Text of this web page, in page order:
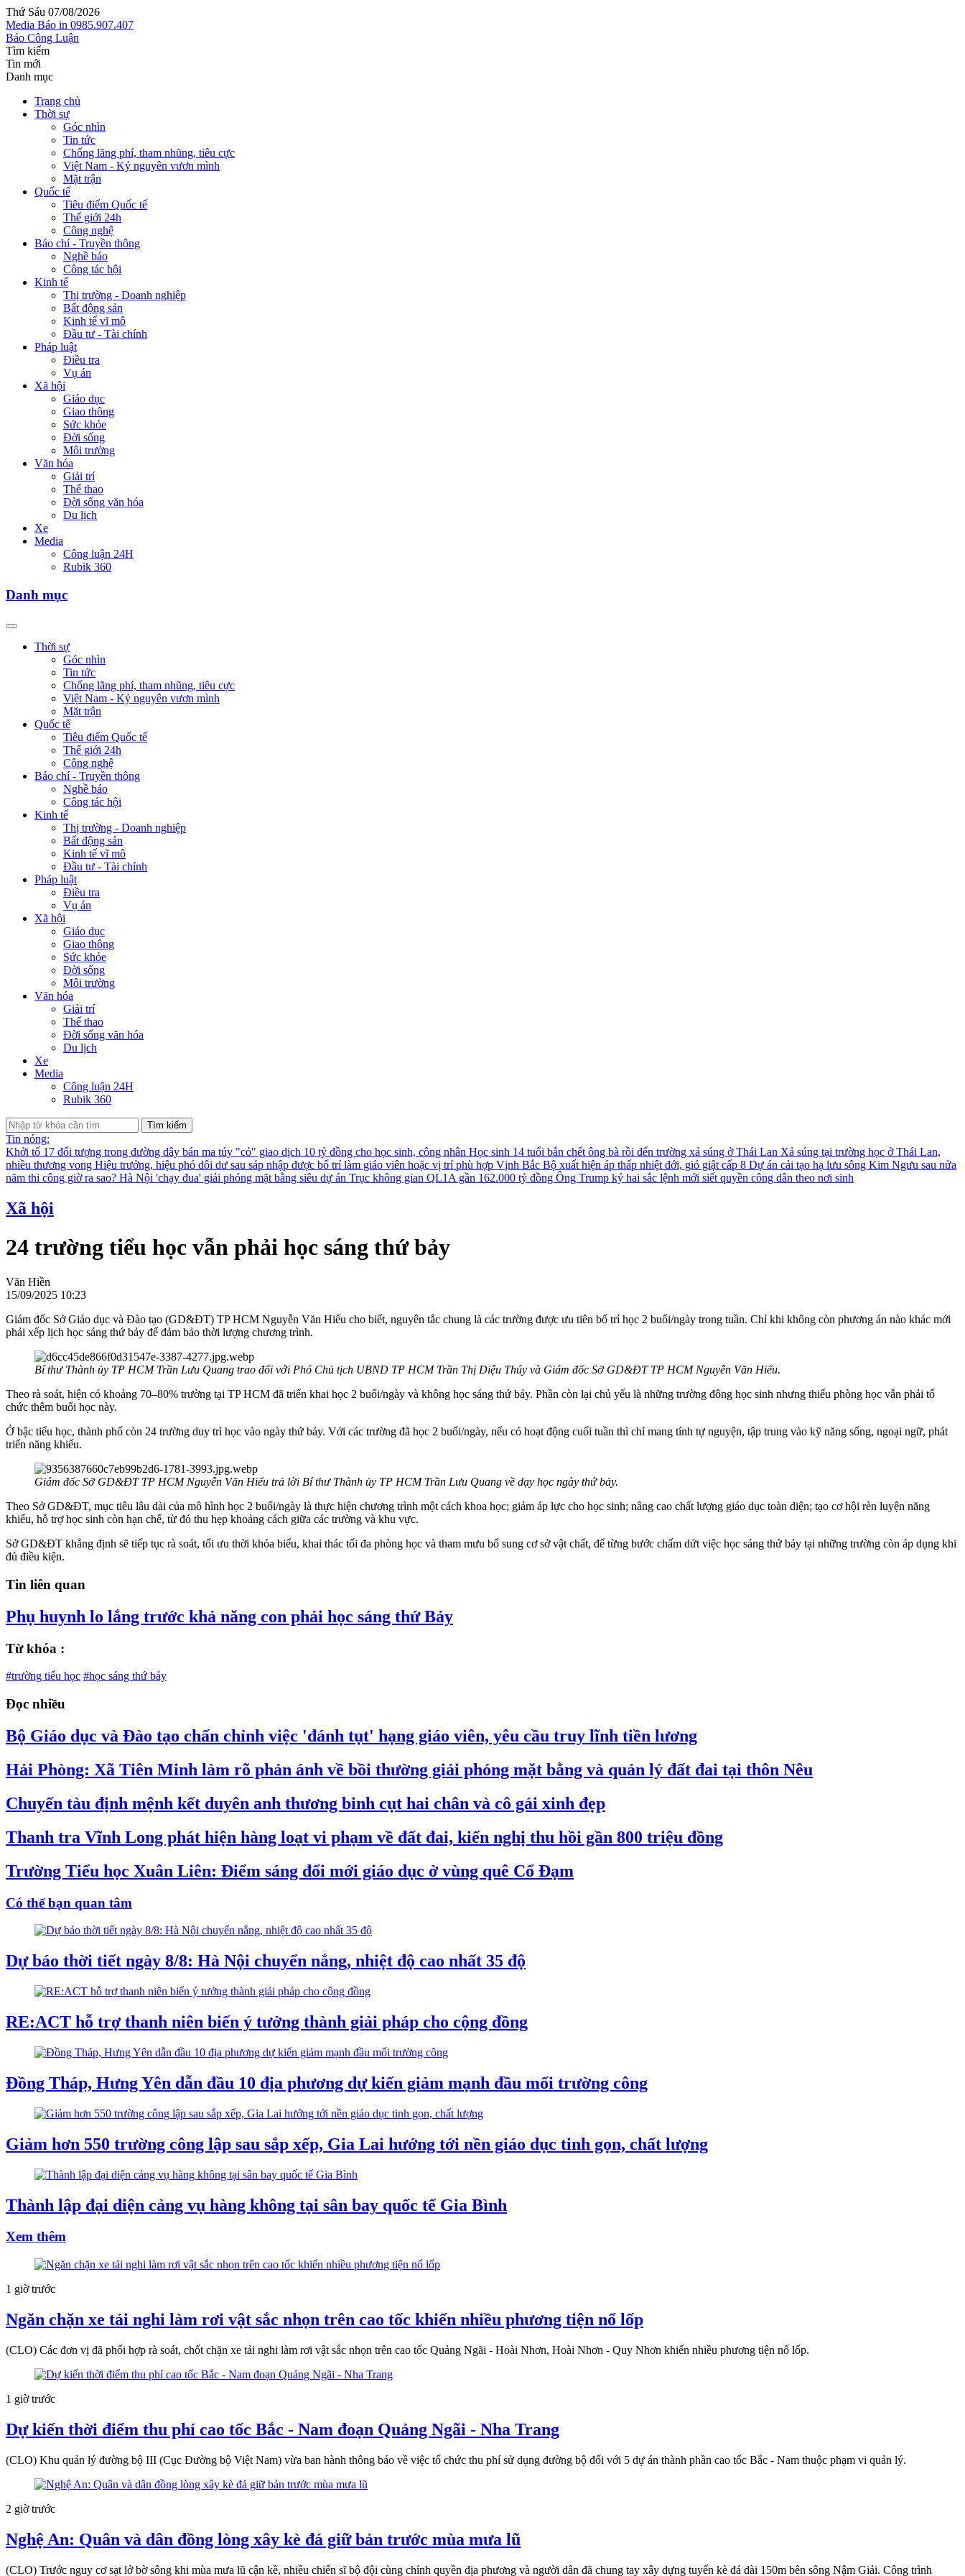
Thứ Sáu 07/08/2026
Media Báo in 0985.907.407
Báo Công Luận
Tìm kiếm
Tin mới
Danh mục
Trang chủ
Thời sự
Góc nhìn
Tin tức
Chống lãng phí, tham nhũng, tiêu cực
Việt Nam - Kỷ nguyên vươn mình
Mặt trận
Quốc tế
Tiêu điểm Quốc tế
Thế giới 24h
Công nghệ
Báo chí - Truyền thông
Nghề báo
Công tác hội
Kinh tế
Thị trường - Doanh nghiệp
Bất động sản
Kinh tế vĩ mô
Đầu tư - Tài chính
Pháp luật
Điều tra
Vụ án
Xã hội
Giáo dục
Giao thông
Sức khỏe
Đời sống
Môi trường
Văn hóa
Giải trí
Thể thao
Đời sống văn hóa
Du lịch
Xe
Media
Công luận 24H
Rubik 360
Danh mục
Thời sự
Góc nhìn
Tin tức
Chống lãng phí, tham nhũng, tiêu cực
Việt Nam - Kỷ nguyên vươn mình
Mặt trận
Quốc tế
Tiêu điểm Quốc tế
Thế giới 24h
Công nghệ
Báo chí - Truyền thông
Nghề báo
Công tác hội
Kinh tế
Thị trường - Doanh nghiệp
Bất động sản
Kinh tế vĩ mô
Đầu tư - Tài chính
Pháp luật
Điều tra
Vụ án
Xã hội
Giáo dục
Giao thông
Sức khỏe
Đời sống
Môi trường
Văn hóa
Giải trí
Thể thao
Đời sống văn hóa
Du lịch
Xe
Media
Công luận 24H
Rubik 360
Tìm kiếm
Tin nóng:
Khởi tố 17 đối tượng trong đường dây bán ma túy "cỏ" giao dịch 10 tỷ đồng cho học sinh, công nhân Học sinh 14 tuổi bắn chết ông bà rồi đến trường xả súng ở Thái Lan Xả súng tại trường học ở Thái Lan,
nhiều thương vong Hiệu trưởng, hiệu phó dôi dư sau sáp nhập được bố trí làm giáo viên hoặc vị trí phù hợp Vịnh Bắc Bộ xuất hiện áp thấp nhiệt đới, gió giật cấp 8 Dự án cải tạo hạ lưu sông Kim Ngưu sau nửa
năm thi công giờ ra sao? Hà Nội 'chạy đua' giải phóng mặt bằng siêu dự án Trục không gian QL1A gần 162.000 tỷ đồng Ông Trump ký hai sắc lệnh mới siết quyền công dân theo nơi sinh
Xã hội
24 trường tiểu học vẫn phải học sáng thứ bảy
Văn Hiền
15/09/2025 10:23
Giám đốc Sở Giáo dục và Đào tạo (GD&ĐT) TP HCM Nguyễn Văn Hiếu cho biết, nguyên tắc chung là các trường được ưu tiên bố trí học 2 buổi/ngày trong tuần. Chỉ khi không còn phương án nào khác mới
phải xếp lịch học sáng thứ bảy để đảm bảo thời lượng chương trình.
Bí thư Thành ủy TP HCM Trần Lưu Quang trao đổi với Phó Chủ tịch UBND TP HCM Trần Thị Diệu Thúy và Giám đốc Sở GD&ĐT TP HCM Nguyễn Văn Hiếu.
Theo rà soát, hiện có khoảng 70–80% trường tại TP HCM đã triển khai học 2 buổi/ngày và không học sáng thứ bảy. Phần còn lại chủ yếu là những trường đông học sinh nhưng thiếu phòng học vẫn phải tổ
chức thêm buổi học này.
Ở bậc tiểu học, thành phố còn 24 trường duy trì học vào ngày thứ bảy. Với các trường đã học 2 buổi/ngày, nếu có hoạt động cuối tuần thì chỉ mang tính tự nguyện, tập trung vào kỹ năng sống, ngoại ngữ, phát
triển năng khiếu.
Giám đốc Sở GD&ĐT TP HCM Nguyễn Văn Hiếu trả lời Bí thư Thành ủy TP HCM Trần Lưu Quang về dạy học ngày thứ bảy.
Theo Sở GD&ĐT, mục tiêu lâu dài của mô hình học 2 buổi/ngày là thực hiện chương trình một cách khoa học; giảm áp lực cho học sinh; nâng cao chất lượng giáo dục toàn diện; tạo cơ hội rèn luyện năng
khiếu, hỗ trợ học sinh còn hạn chế, từ đó thu hẹp khoảng cách giữa các trường và khu vực.
Sở GD&ĐT khẳng định sẽ tiếp tục rà soát, tối ưu thời khóa biểu, khai thác tối đa phòng học và tham mưu bổ sung cơ sở vật chất, để từng bước chấm dứt việc học sáng thứ bảy tại những trường còn áp dụng khi
đủ điều kiện.
Tin liên quan
Phụ huynh lo lắng trước khả năng con phải học sáng thứ Bảy
Từ khóa :
#trường tiểu học #học sáng thứ bảy
Đọc nhiều
Bộ Giáo dục và Đào tạo chấn chỉnh việc 'đánh tụt' hạng giáo viên, yêu cầu truy lĩnh tiền lương
Hải Phòng: Xã Tiên Minh làm rõ phản ánh về bồi thường giải phóng mặt bằng và quản lý đất đai tại thôn Nêu
Chuyến tàu định mệnh kết duyên anh thương binh cụt hai chân và cô gái xinh đẹp
Thanh tra Vĩnh Long phát hiện hàng loạt vi phạm về đất đai, kiến nghị thu hồi gần 800 triệu đồng
Trường Tiểu học Xuân Liên: Điểm sáng đổi mới giáo dục ở vùng quê Cổ Đạm
Có thể bạn quan tâm
Dự báo thời tiết ngày 8/8: Hà Nội chuyển nắng, nhiệt độ cao nhất 35 độ
RE:ACT hỗ trợ thanh niên biến ý tưởng thành giải pháp cho cộng đồng
Đồng Tháp, Hưng Yên dẫn đầu 10 địa phương dự kiến giảm mạnh đầu mối trường công
Giảm hơn 550 trường công lập sau sắp xếp, Gia Lai hướng tới nền giáo dục tinh gọn, chất lượng
Thành lập đại diện cảng vụ hàng không tại sân bay quốc tế Gia Bình
Xem thêm
1 giờ trước
Ngăn chặn xe tải nghi làm rơi vật sắc nhọn trên cao tốc khiến nhiều phương tiện nổ lốp
(CLO) Các đơn vị đã phối hợp rà soát, chốt chặn xe tải nghi làm rơi vật sắc nhọn trên cao tốc Quảng Ngãi - Hoài Nhơn, Hoài Nhơn - Quy Nhơn khiến nhiều phương tiện nổ lốp.
1 giờ trước
Dự kiến thời điểm thu phí cao tốc Bắc - Nam đoạn Quảng Ngãi - Nha Trang
(CLO) Khu quản lý đường bộ III (Cục Đường bộ Việt Nam) vừa ban hành thông báo về việc tổ chức thu phí sử dụng đường bộ đối với 5 dự án thành phần cao tốc Bắc - Nam thuộc phạm vi quản lý.
2 giờ trước
Nghệ An: Quân và dân đồng lòng xây kè đá giữ bản trước mùa mưa lũ
(CLO) Trước nguy cơ sạt lở bờ sông khi mùa mưa lũ cận kề, nhiều chiến sĩ bộ đội cùng chính quyền địa phương và người dân đã chung tay xây dựng tuyến kè đá dài 150m bên sông Nậm Giải. Công trình